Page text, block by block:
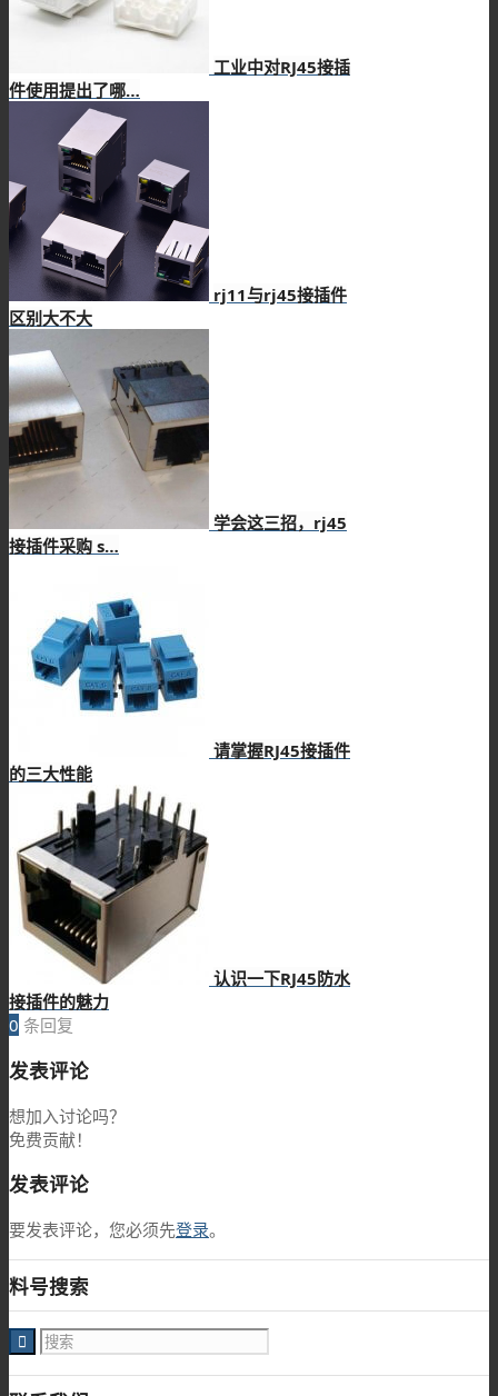
工业中对RJ45接插
件使用提出了哪…
rj11与rj45接插件
区别大不大
学会这三招，rj45
接插件采购 s…
请掌握RJ45接插件
的三大性能
认识一下RJ45防水
接插件的魅力
0 条回复
发表评论
想加入讨论吗？
免费贡献！
发表评论
要发表评论，您必须先登录。
料号搜索